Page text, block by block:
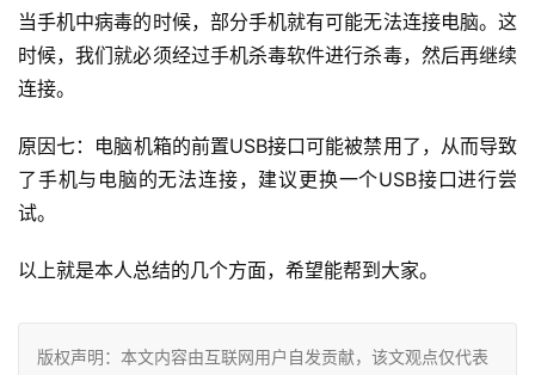
当手机中病毒的时候，部分手机就有可能无法连接电脑。这
时候，我们就必须经过手机杀毒软件进行杀毒，然后再继续
连接。
原因七：电脑机箱的前置USB接口可能被禁用了，从而导致
了手机与电脑的无法连接，建议更换一个USB接口进行尝
试。
以上就是本人总结的几个方面，希望能帮到大家。
版权声明：本文内容由互联网用户自发贡献，该文观点仅代表